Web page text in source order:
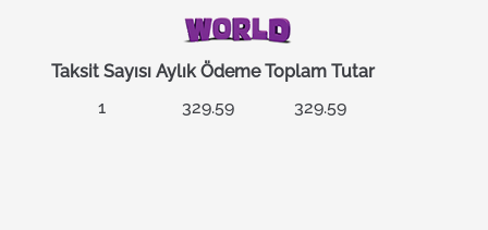
Taksit Sayısı Aylık Ödeme Toplam Tutar
1
329.59 329.59